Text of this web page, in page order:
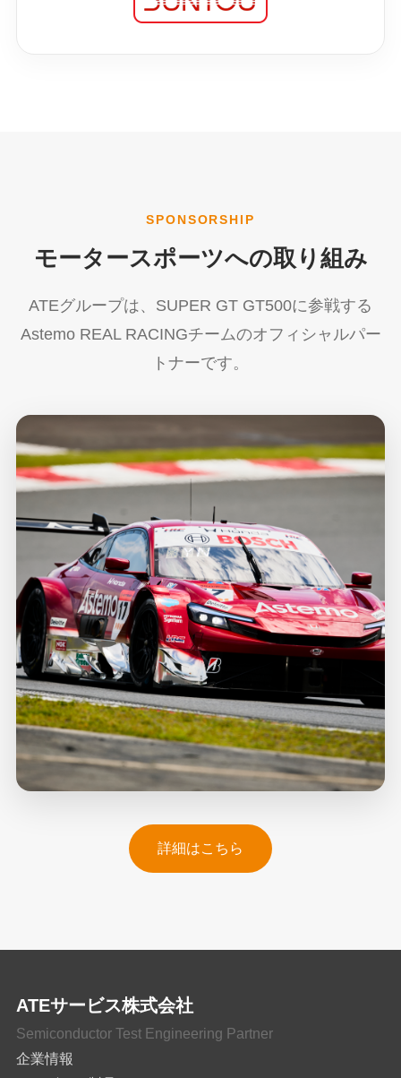
SPONSORSHIP
モータースポーツへの取り組み
ATEグループは、SUPER GT GT500に参戦する
Astemo REAL RACINGチームのオフィシャルパー
トナーです。
詳細はこちら
ATEサービス株式会社
Semiconductor Test Engineering Partner
企業情報